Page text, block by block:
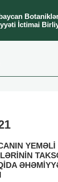
İctimai
YEMƏLİ